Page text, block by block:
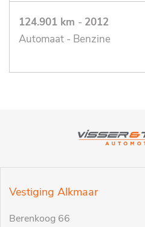
124.901 km - 2012
Automaat - Benzine
Vestiging Alkmaar
Berenkoog 66